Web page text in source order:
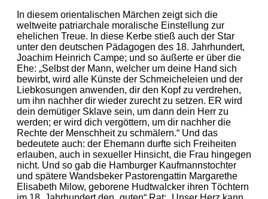
In diesem orientalischen Märchen zeigt sich die
weltweite patriarchale moralische Einstellung zur
ehelichen Treue. In diese Kerbe stieß auch der Star
unter den deutschen Pädagogen des 18. Jahrhundert,
Joachim Heinrich Campe; und so äußerte er über die
Ehe: „Selbst der Mann, welcher um deine Hand sich
bewirbt, wird alle Künste der Schmeicheleien und der
Liebkosungen anwenden, dir den Kopf zu verdrehen,
um ihn nachher dir wieder zurecht zu setzen. ER wird
dein demütiger Sklave sein, um dann dein Herr zu
werden; er wird dich vergöttern, um dir nachher die
Rechte der Menschheit zu schmälern.“ Und das
bedeutete auch: der Ehemann durfte sich Freiheiten
erlauben, auch in sexueller Hinsicht, die Frau hingegen
nicht. Und so gab die Hamburger Kaufmannstochter
und spätere Wandsbeker Pastorengattin Margarethe
Elisabeth Milow, geborene Hudtwalcker ihren Töchtern